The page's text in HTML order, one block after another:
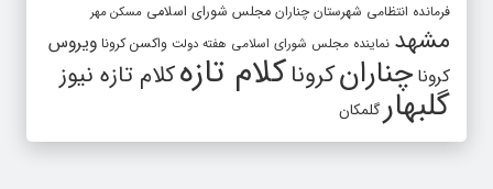
فرمانده انتظامی شهرستان چناران مجلس شورای اسلامی مسکن مهر
مشهد نماینده مجلس شورای اسلامی هفته دولت واکسن کرونا ویروس
کرونا چنارانکروناکلام تازهکلام تازه نیوز
گلبهارگلمکان